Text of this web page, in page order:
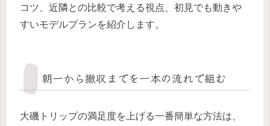
コツ、近隣との比較で考える視点、初見でも動きや
すいモデルプランを紹介します。
朝一から撤収までを一本の流れで組む
大磯トリップの満足度を上げる一番簡単な方法は、